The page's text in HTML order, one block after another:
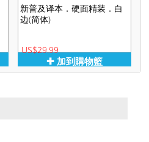
新普及译本．硬面精装．白
边(简体)
US$29.99
✚ 加到購物籃